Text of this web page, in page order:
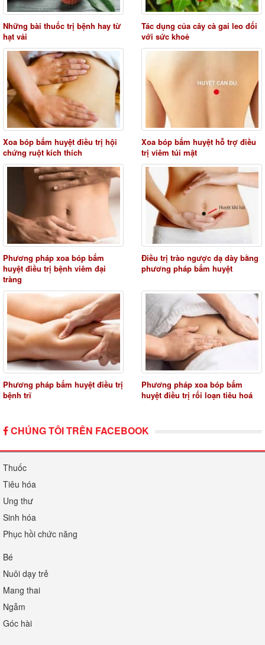
Những bài thuốc trị bệnh hay từ
hạt vải
Tác dụng của cây cà gai leo đối
với sức khoẻ
Xoa bóp bấm huyệt điều trị hội
chứng ruột kích thích
Xoa bóp bấm huyệt hỗ trợ điều
trị viêm túi mật
Phương pháp xoa bóp bấm
huyệt điều trị bệnh viêm đại
tràng
Điều trị trào ngược dạ dày bằng
phương pháp bấm huyệt
Phương pháp bấm huyệt điều trị
bệnh trĩ
Phương pháp xoa bóp bấm
huyệt điều trị rối loạn tiêu hoá
CHÚNG TÔI TRÊN FACEBOOK
Thuốc
Tiêu hóa
Ung thư
Sinh hóa
Phục hồi chức năng
Bé
Nuôi dạy trẻ
Mang thai
Ngẫm
Góc hài